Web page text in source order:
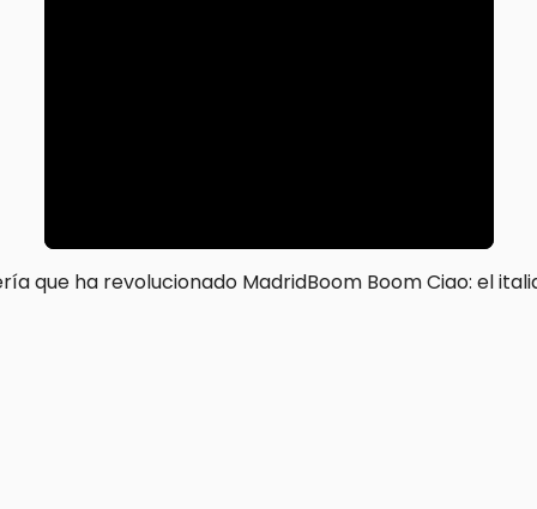
que ha revolucionado MadridBoom Boom Ciao: el